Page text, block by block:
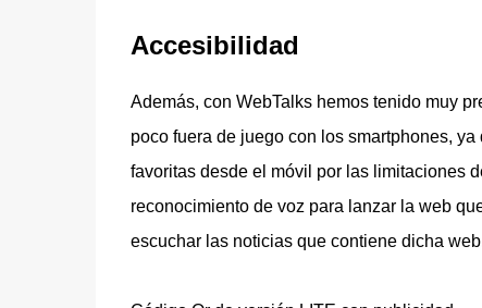
Accesibilidad
Además, con WebTalks hemos tenido muy
poco fuera de juego con los smartphones,
favoritas desde el móvil por las limitaciones
reconocimiento de voz para lanzar la web
escuchar las noticias que contiene dicha